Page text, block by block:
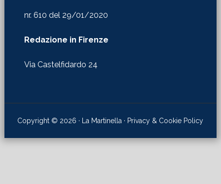
nr. 610 del 29/01/2020
Redazione in Firenze
Via Castelfidardo 24
Copyright © 2026 · La Martinella · Privacy & Cookie Policy